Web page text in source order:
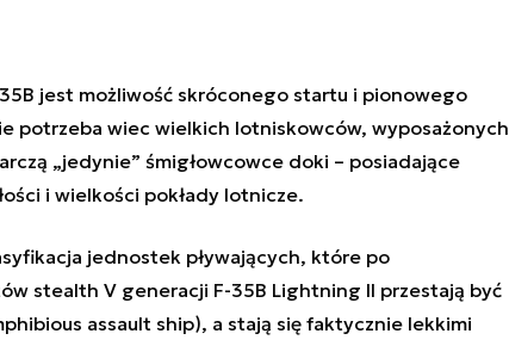
jest możliwość skróconego startu i pionowego
potrzeba wiec wielkich lotniskowców, wyposażonych
„jedynie” śmigłowcowce doki – posiadające
i wielkości pokłady lotnicze.
jednostek pływających, które po
stealth V generacji F-35B Lightning II przestają być
assault ship), a stają się faktycznie lekkimi